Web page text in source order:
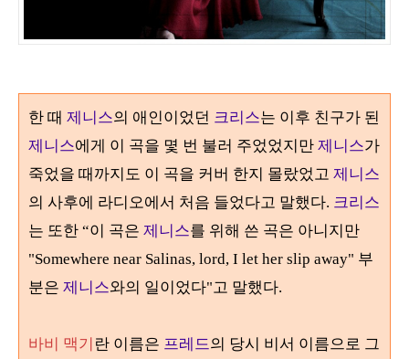
한 때 제 니스의 애인이었던 크리스는 이후 친구가 된
제 니스에게 이 곡을 몇 번 불러 주었었지만 제 니스가
죽었을 때까지도 이 곡을 커버 한지 몰랐었고 제 니스
의 사후에 라디오에서 처음 들었다고 말했다. 크리스
는 또한 “이 곡은 제 니스를 위해 쓴 곡은 아니지만
"Somewhere near Salinas, lord, I let her slip away" 부
분은 제 니스와의 일이었다"고 말했다.
바비 맥기 란 이름은 프레드의 당시 비서 이름으로 그